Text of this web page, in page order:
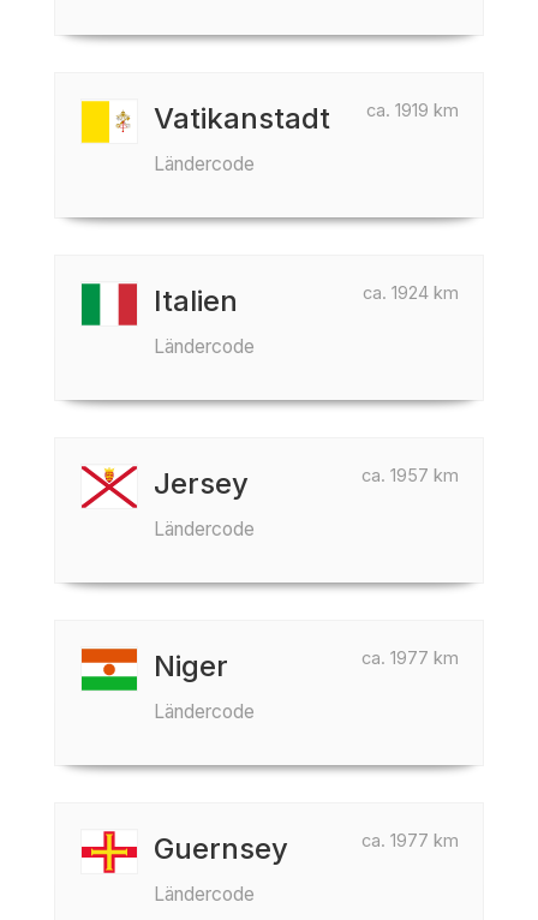
ca. 1919 km
Vatikanstadt
Ländercode
ca. 1924 km
Italien
Ländercode
ca. 1957 km
Jersey
Ländercode
ca. 1977 km
Niger
Ländercode
ca. 1977 km
Guernsey
Ländercode